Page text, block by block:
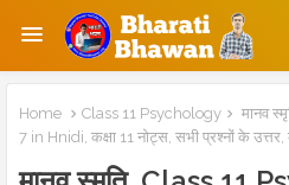
Home Class 11 Psychology
मानव
7 in Hnidi, कक्षा 11 नोट्स, सभी प्रश्नों के उत्तर,